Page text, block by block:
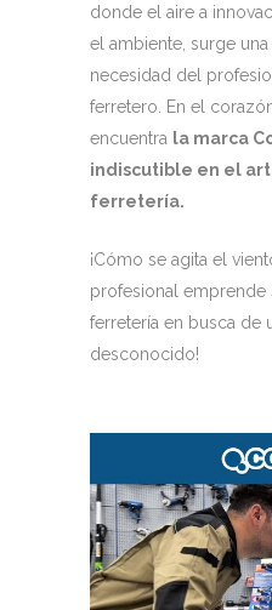
donde el aire a
el ambiente, surge
necesidad del
ferretero. En el
encuentra la marca
indiscutible en el
ferretería.
¡Cómo se agita el
profesional emprende
ferretería en busca de
desconocido!